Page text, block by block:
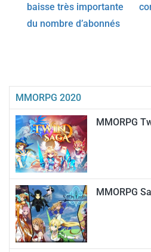
baisse très importante
du nombre d’abonnés
MMORPG 2020
MMORPG
MMORPG